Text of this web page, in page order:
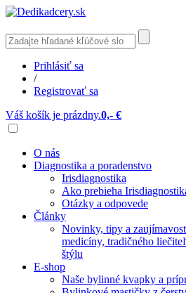
Prihlásiť sa
/
Registrovať sa
Váš košík je prázdny.0,- €
O nás
Diagnostika a poradenstvo
Irisdiagnostika
Ako prebieha
Otázky a odpovede
Články
Novinky, tipy a
medicíny, tradičného
štýlu
E-shop
Naše bylinné kvapky a